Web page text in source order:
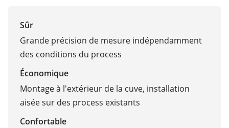
Sûr
Grande précision de mesure indépendamment
des conditions du process
Économique
Montage à l'extérieur de la cuve, installation
aisée sur des process existants
Confortable